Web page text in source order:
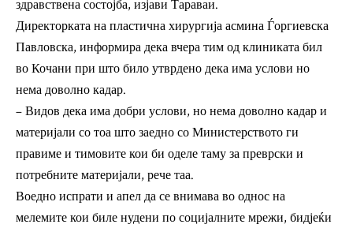
здравствена состојба, изјави Тараваи.
Директорката на пластична хирургија асмина Ѓоргиевска
Павловска, информира дека вчера тим од клиниката бил
во Кочани при што било утврдено дека има услови но
нема доволно кадар.
– Видов дека има добри услови, но нема доволно кадар и
материјали со тоа што заедно со Министерството ги
правиме и тимовите кои би оделе таму за преврски и
потребните материјали, рече таа.
Воедно испрати и апел да се внимава во однос на
мелемите кои биле нудени по социјалните мрежи, бидјеќи